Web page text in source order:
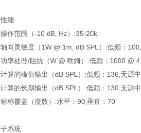
性能
操作范围（-10 dB, Hz）:35-20k
轴向灵敏度（1W @ 1m, dB SPL）:低频：
功率处理/阻抗（W @ 欧姆）:低频：1000 @
计算的峰值输出（dB SPL）:低频：136,无源
计算的长期输出（dB SPL）:低频：130,无源
标称覆盖（度数）:水平：90,垂直：70
子系统